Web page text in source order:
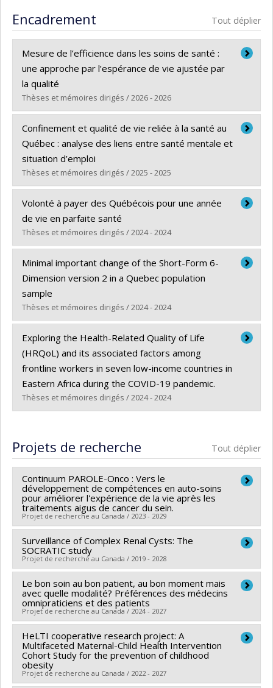
Encadrement Tout déplier
Mesure de l’efficience dans les soins de santé :
une approche par l’espérance de vie ajustée par
la qualité
Thèses et mémoires dirigés / 2026 - 2026
Diplômé(e) : Hle, Boco Rodrigue
Cycle :Maîtrise
Diplôme obtenu :
Lien vers le document dans Papyrus
Confinement et qualité de vie reliée à la santé au
Québec : analyse des liens entre santé mentale et
situation d’emploi
Thèses et mémoires dirigés / 2025 - 2025
Diplômé(e) :Cisse, Amy
Cycle :Maîtrise
Diplôme obtenu :M. Sc.
Lien vers le document dans Papyrus
Volonté à payer des Québécois pour une année
de vie en parfaite santé
Thèses et mémoires dirigés / 2024 - 2024
Diplômé(e) :Danita, Alexandru D.
Cycle :Maîtrise
Diplôme obtenu :
Lien vers le document dans Papyrus
Minimal important change of the Short-Form 6-
Dimension version 2 in a Quebec population
sample
Thèses et mémoires dirigés / 2024 - 2024
Diplômé(e) : Sowmithran, Arthi
Cycle :Maîtrise
Diplôme obtenu :M. Sc.
Lien vers le document dans Papyrus
Exploring the Health-Related Quality of Life
(HRQoL) and its associated factors among
frontline workers in seven low-income countries in
Eastern Africa during the COVID-19 pandemic.
Thèses et mémoires dirigés / 2024 - 2024
Cycle :
Maîtrise
Diplôme obtenu :M. Sc.
Projets de recherche Tout déplier
Continuum PAROLE-Onco : Vers le
développement de compétences en auto-soins
pour améliorer l'expérience de la vie après les
traitements aigus de cancer du sein.
Projet de recherche au Canada / 2023 - 2029
Chercheur principal : Marie-Pascale Pomey
Co-chercheurs : Antoine Boivin,Chantal Bémeur
Karine Bilodeau,Israël Fortin,Isabelle Doré,Thomas
G. Poder,Mélanie Lavoie-Tremblay,Patrick Garon-
Sayegh,Bertrand Lebouche,Dominique Tremblay
Philip (Sacha) Ghadiri Djahanchah,
Grégoire Lagger,Enora Le Roux
Sources de financement :IRSC/Instituts de recherche
en santé du Canada
Programmes de subvention :PVXXXXXX-(PJT)
Surveillance of Complex Renal Cysts: The
SOCRATIC study
Projet de recherche au Canada / 2019 - 2028
Chercheur principal : Patrick Richard
Co-chercheurs : Jean-Baptiste Lattouf, Thomas G.
Poder
IRSC/Instituts de recherche
en santé du Canada
Programmes de subvention :PVXXXXXX-(PJT)
Subvention Projet
Le bon soin au bon patient, au bon moment mais
avec quelle modalité? Préférences des médecins
omnipraticiens et des patients
Projet de recherche au Canada / 2024 - 2027
Chercheur principal : Thomas G. Poder
Sources de financement :IRSC/Instituts de recherche
en santé du Canada
Programmes de subvention :
HeLTI cooperative research project: A
Multifaceted Maternal-Child Health Intervention
Cohort Study for the prevention of childhood
obesity
Projet de recherche au Canada / 2022 - 2027